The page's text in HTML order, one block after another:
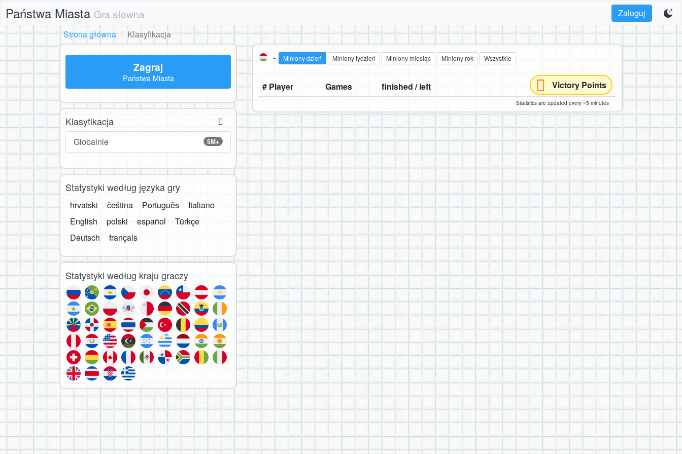
Państwa Miasta Gra słowna
Zaloguj
Strona główna
Klasyfikacja
- Miniony dzień Miniony tydzień Miniony miesiąc Miniony rok Wszystkie
# Player Games finished / left Victory Points
Statistics are updated every ~5 minutes
Zagraj
Państwa Miasta
Klasyfikacja
5M+
Globalnie
Statystyki według języka gry
hrvatski čeština Português
Italiano
English
polski español
Türkçe
Deutsch
français
Statystyki według kraju graczy